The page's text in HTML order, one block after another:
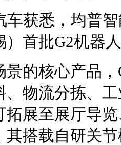
车获悉，均普
）首批G2机器
的核心产品
、物流分拣、
拓展至展厅导
其搭载自研关